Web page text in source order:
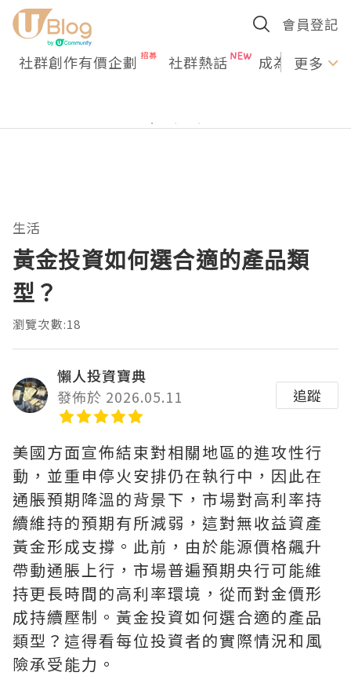
會員登記
社群創作有價企劃 社群熱話 成為U更多
生活
黃金投資如何選合適的產品類
型？
瀏覽次數:18
懶人投資寶典
發佈於 2026.05.11
追蹤
美國方面宣佈結束對相關地區的進攻性行
動，並重申停火安排仍在執行中，因此在
通脹預期降溫的背景下，市場對高利率持
續維持的預期有所減弱，這對無收益資產
黃金形成支撐。此前，由於能源價格飆升
帶動通脹上行，市場普遍預期央行可能維
持更長時間的高利率環境，從而對金價形
成持續壓制。黃金投資如何選合適的產品
類型？這得看每位投資者的實際情況和風
險承受能力。